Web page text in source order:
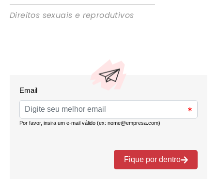
Direitos sexuais e reprodutivos